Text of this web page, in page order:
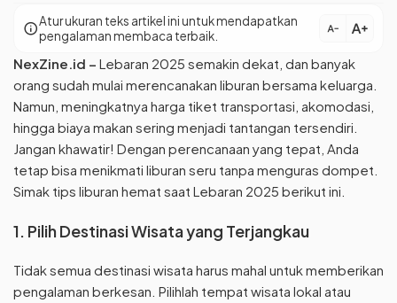
infoAtur ukuran teks artikel ini untuk mendapatkan
pengalaman membaca terbaik.
text_decrease text_increase
NexZine.id – Lebaran 2025 semakin dekat, dan banyak
orang sudah mulai merencanakan liburan bersama keluarga.
Namun, meningkatnya harga tiket transportasi, akomodasi,
hingga biaya makan sering menjadi tantangan tersendiri.
Jangan khawatir! Dengan perencanaan yang tepat, Anda
tetap bisa menikmati liburan seru tanpa menguras dompet.
Simak tips liburan hemat saat Lebaran 2025 berikut ini.
1. Pilih Destinasi Wisata yang Terjangkau
Tidak semua destinasi wisata harus mahal untuk memberikan
pengalaman berkesan. Pilihlah tempat wisata lokal atau